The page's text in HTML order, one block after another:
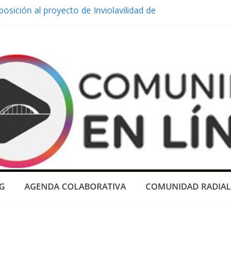
al proyecto de Inviolavilidad de
pensando en desarrollar la
todo y no dejarnos nada”
de traslado constituye un derecho
de la educación que este
movilización en Sauce Viejo por
mejores condiciones laborales
AGENDA COLABORATIVA COMUNIDAD RADIAL